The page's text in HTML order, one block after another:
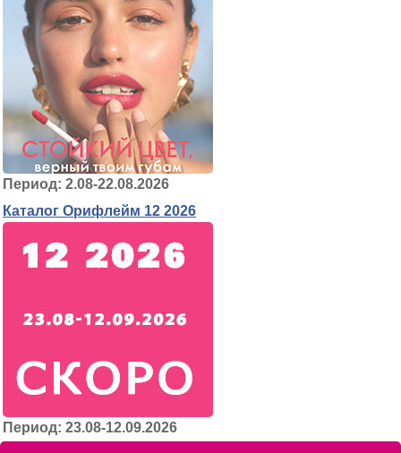
Период: 2.08-22.08.2026
Каталог Орифлейм 12 2026
Период: 23.08-12.09.2026